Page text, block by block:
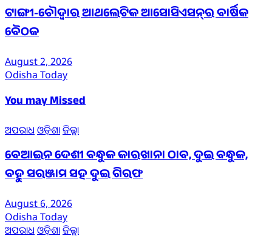
ଟାଙ୍ଗୀ-ଚୌଦ୍ୱାର ଆଥଲେଟିକ ଆସୋସିଏସନ୍‌ର ବାର୍ଷିକ
ବୈଠକ
August 2, 2026
Odisha Today
You may Missed
ଅପରାଧ ଓଡ଼ିଶାଜିଲ୍ଲା
ବେଆଇନ ଦେଶୀ ବନ୍ଧୁକ କାରଖାନା ଠାବ, ଦୁଇ ବନ୍ଧୁକ,
ବହୁ ସରଞ୍ଜାମ ସହ ଦୁଇ ଗିରଫ
August 6, 2026
Odisha Today
ଅପରାଧ ଓଡ଼ିଶାଜିଲ୍ଲା